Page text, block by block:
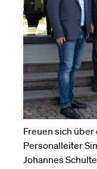
Freuen sich
Personalleiter
Johannes